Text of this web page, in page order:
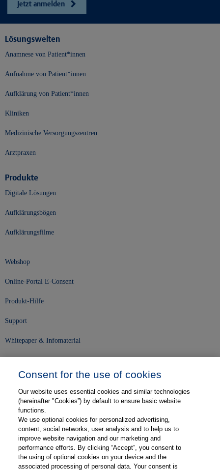
Jetzt anmelden
Lösungswelten
Anamnese von Patient*innen
Aufnahme von Patient*innen
Aufklärung von Patient*innen
Kliniken
Medizinische Versorgungszentren
Arztpraxen
Produkte
Digitale Lösungen
Aufklärungsbögen
Aufklärungsfilme
Webshop
Online-Portal E-Consent
Produkt-Hilfe
Support
Whitepaper & Infomaterial
Karriere
Kontakt
Web-Semniare
Anwenderberichte
Consent for the use of cookies
Our website uses essential cookies and similar technologies
(hereinafter "Cookies”) by default to ensure basic website
functions.
We use optional cookies for personalized advertising,
content, social networks, user analysis and to help us to
improve website navigation and our marketing and
performance efforts. By clicking “Accept”, you consent to
the using of optional cookies on your device and the
associated processing of personal data. Your consent is